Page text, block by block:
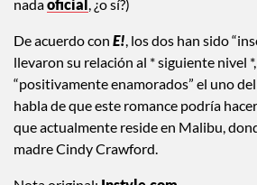
nadaoficial , ¿o sí?)
De acuerdo con E!, los dos han sido
llevaron su relación al * siguiente nivel
“positivamente enamorados” el uno
habla de que este romance podría
que actualmente reside en Malibu,
madre Cindy Crawford.